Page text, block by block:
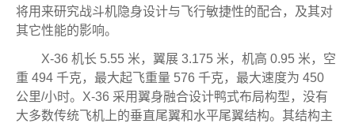
将用来研究战斗机隐身设计与飞行敏捷性的配合，及其对
其它性能的影响。
X-36 机长 5.55 米，翼展 3.175 米，机高 0.95 米，空
重 494 千克，最大起飞重量 576 千克，最大速度为 450
公里/小时。X-36 采用翼身融合设计鸭式布局构型，没有
大多数传统飞机上的垂直尾翼和水平尾翼结构。其结构主